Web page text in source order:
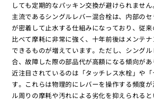
しても定期的なパッキン交換が避けられませ
主流であるシングルレバー混合栓は、内部の
が密着して止水する仕組みになっており、従
比べて摩耗に非常に強く、十年前後はメンテ
できるものが増えています。ただし、シング
合、故障した際の部品代が高額になる傾向が
近注目されているのは「タッチレス水栓」や
す。これらは物理的にレバーを操作する頻度
ル周りの摩耗や汚れによる劣化を抑えられる